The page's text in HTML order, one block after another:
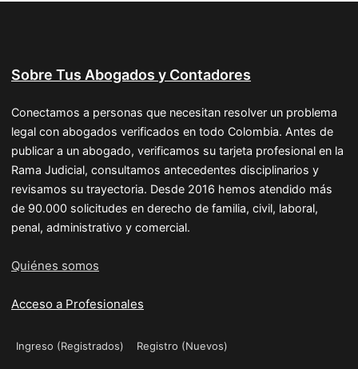
Sobre Tus Abogados y Contadores
Conectamos a personas que necesitan resolver un problema
legal con abogados verificados en todo Colombia. Antes de
publicar a un abogado, verificamos su tarjeta profesional en la
Rama Judicial, consultamos antecedentes disciplinarios y
revisamos su trayectoria. Desde 2016 hemos atendido más
de 90.000 solicitudes en derecho de familia, civil, laboral,
penal, administrativo y comercial.
Quiénes somos
Acceso a Profesionales
Ingreso (Registrados) Registro (Nuevos)